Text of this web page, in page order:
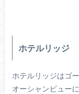
ホテルリッジ
ホテルリッジはゴ
オーシャンビュー